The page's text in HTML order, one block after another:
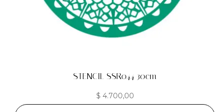
STENCIL SSR044 30cm
$ 4.700,00